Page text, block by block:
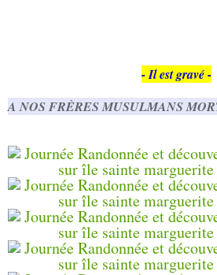
- Il est gravé -
A NOS FRÈRES MUSULMANS